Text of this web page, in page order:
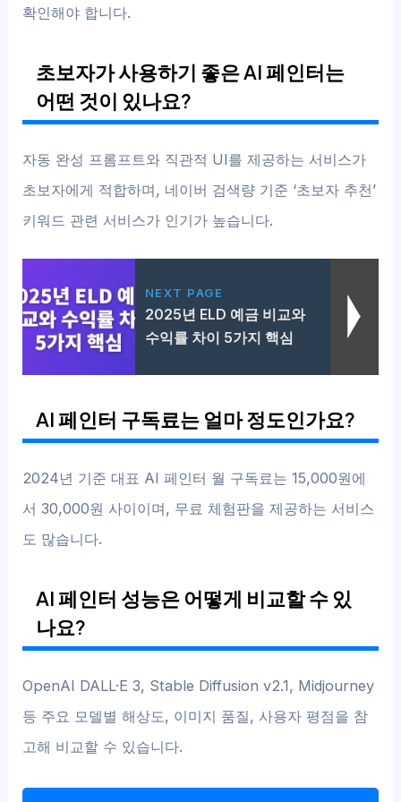
확인해야 합니다.
초보자가 사용하기 좋은 AI 페인터는
어떤 것이 있나요?
자동 완성 프롬프트와 직관적 UI를 제공하는 서비스가
초보자에게 적합하며, 네이버 검색량 기준 ‘초보자 추천’
키워드 관련 서비스가 인기가 높습니다.
NEXT PAGE
2025년 ELD 예금 비교와
수익률 차이 5가지 핵심
AI 페인터 구독료는 얼마 정도인가요?
2024년 기준 대표 AI 페인터 월 구독료는 15,000원에
서 30,000원 사이이며, 무료 체험판을 제공하는 서비스
도 많습니다.
AI 페인터 성능은 어떻게 비교할 수 있
나요?
OpenAI DALL·E 3, Stable Diffusion v2.1, Midjourney
등 주요 모델별 해상도, 이미지 품질, 사용자 평점을 참
고해 비교할 수 있습니다.